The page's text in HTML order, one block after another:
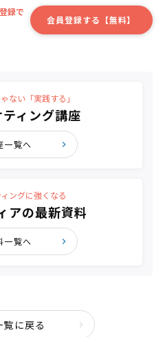
録で
会員登録する【無料】
ない「実践する」
ィング講座
一覧へ
ングに強くなる
の最新資料
一覧へ
に戻る